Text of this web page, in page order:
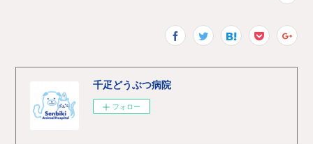
千疋どうぶつ病院
フォロー